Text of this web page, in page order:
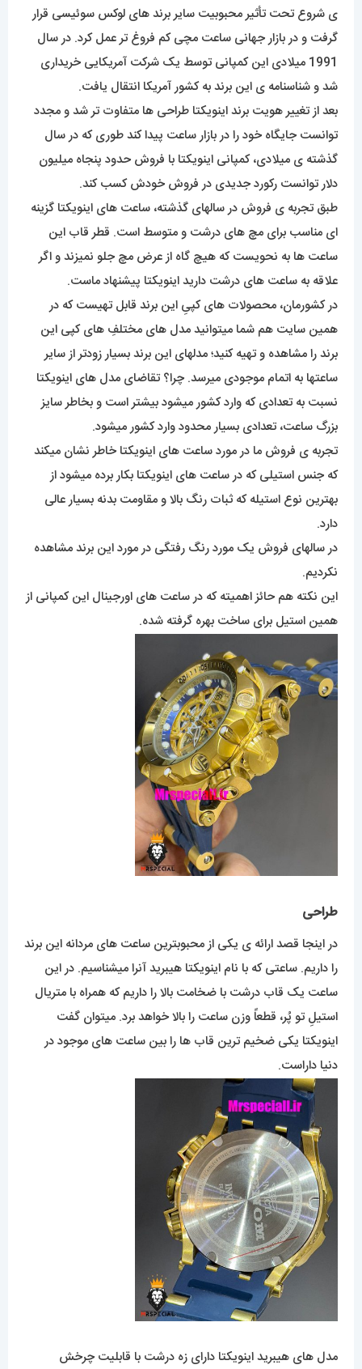
ی شروع تحت تأثیر محبوبیت سایر برند های لوکس سوئیسی قرار
گرفت و در بازار جهانی ساعت مچی کم فروغ تر عمل کرد. در سال
1991 میلادی این کمپانی توسط یک شرکت آمریکایی خریداری
شد و شناسنامه ی این برند به کشور آمریکا انتقال یافت.
بعد از تغییر هویت برند اینویکتا طراحی ها متفاوت تر شد و مجدد
توانست جایگاه خود را در بازار ساعت پیدا کند طوری که در سال
گذشته ی میلادی، کمپانی اینویکتا با فروش حدود پنجاه میلیون
دلار توانست رکورد جدیدی در فروش خودش کسب کند.
طبق تجربه ی فروش در سالهای گذشته، ساعت های اینویکتا گزینه
ای مناسب برای مچ های درشت و متوسط است. قطر قاب این
ساعت ها به نحویست که هیچ گاه از عرض مچ جلو نمیزند و اگر
علاقه به ساعت های درشت دارید اینویکتا پیشنهاد ماست.
در کشورمان، محصولات های کپیِ این برند قابل تهیست که در
همین سایت هم شما میتوانید مدل های مختلفِ های کپی این
برند را مشاهده و تهیه کنید؛ مدلهای این برند بسیار زودتر از سایر
ساعتها به اتمام موجودی میرسد. چرا؟ تقاضای مدل های اینویکتا
نسبت به تعدادی که وارد کشور میشود بیشتر است و بخاطر سایز
بزرگ ساعت، تعدادی بسیار محدود وارد کشور میشود.
تجربه ی فروش ما در مورد ساعت های اینویکتا خاطر نشان میکند
که جنس استیلی که در ساعت های اینویکتا بکار برده میشود از
بهترین نوع استیله که ثبات رنگ بالا و مقاومت بدنه بسیار عالی
دارد.
در سالهای فروش یک مورد رنگ رفتگی در مورد این برند مشاهده
نکردیم.
این نکته هم حائز اهمیته که در ساعت های اورجینال این کمپانی از
همین استیل برای ساخت بهره گرفته شده.
طراحی
در اینجا قصد ارائه ی یکی از محبوبترین ساعت های مردانه این برند
را داریم. ساعتی که با نام اینویکتا هیبرید آنرا میشناسیم. در این
ساعت یک قاب درشت با ضخامت بالا را داریم که همراه با متریال
استیلِ تو پُر، قطعاً وزن ساعت را بالا خواهد برد. میتوان گفت
اینویکتا یکی ضخیم ترین قاب ها را بین ساعت های موجود در
دنیا داراست.
مدل های هیبرید اینویکتا دارای زه درشت با قابلیت چرخش